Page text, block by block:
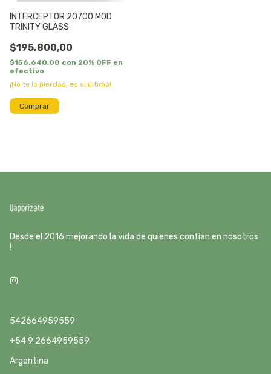
INTERCEPTOR 20700 MOD
TRINITY GLASS
$195.800,00
$156.640,00 con 20% OFF en
efectivo
¡No te lo pierdas, es el último!
Desde el 2016 mejorando la vida de quienes confían en nosotros
!
542664959559
+54 9 2664959559
Argentina